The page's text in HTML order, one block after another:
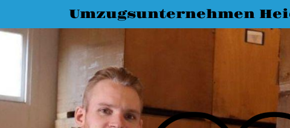
Umzugsunternehmen